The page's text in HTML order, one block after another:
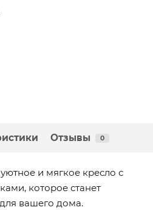
Отзывы 0
и мягкое кресло с
которое станет
вашего дома.